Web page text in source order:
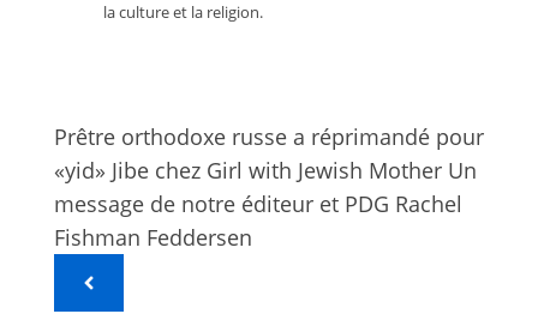
la culture et la religion.
Prêtre orthodoxe russe a réprimandé pour
«yid» Jibe chez Girl with Jewish Mother Un
message de notre éditeur et PDG Rachel
Fishman Feddersen